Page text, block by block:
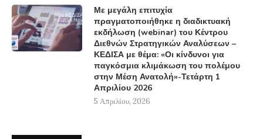
Με μεγάλη επιτυχία
πραγματοποιήθηκε η διαδικτυακή
εκδήλωση (webinar) του Κέντρου
Διεθνών Στρατηγικών Αναλύσεων –
ΚΕΔΙΣΑ με θέμα: «Οι κίνδυνοι για
παγκόσμια κλιμάκωση του πολέμου
στην Μέση Ανατολή»-Τετάρτη 1
Απριλίου 2026
5 Απριλίου, 2026